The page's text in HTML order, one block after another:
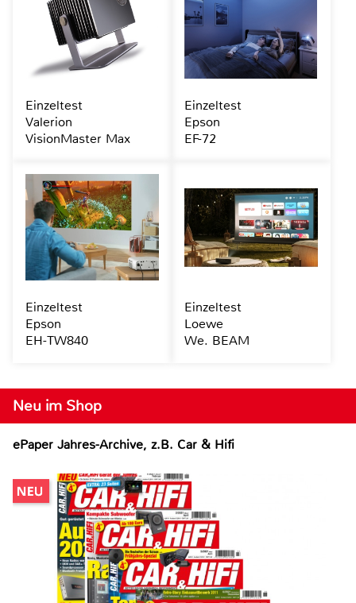
Neu im Shop
ePaper Jahres-Archive, z.B. Car & Hifi
Einzeltest
Valerion
VisionMaster Max
Einzeltest
Epson
EF-72
Einzeltest
Epson
EH-TW840
Einzeltest
Loewe
We. BEAM